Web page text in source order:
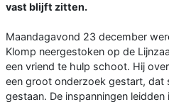
vast blijft zitten.
Maandagavond 23 december
Klomp neergestoken op de
een vriend te hulp schoot. Hij
een groot onderzoek gestart, dat
gestaan. De inspanningen